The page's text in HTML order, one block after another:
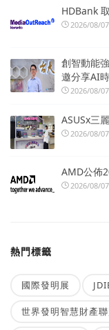
HDBank
2026/08/07
創智動能
邀分享AI
2026/08/07
ASUSx三
2026/08/07
AMD公佈
2026/08/07
熱門標籤
國際發明展
世界發明智慧財產